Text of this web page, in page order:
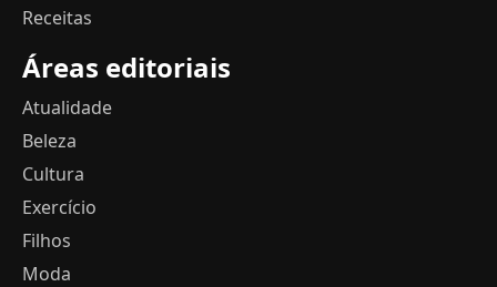
Receitas
Áreas editoriais
Atualidade
Beleza
Cultura
Exercício
Filhos
Moda